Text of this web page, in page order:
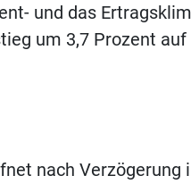
und das
um 3,7 Prozent auf
nach Verzögerung